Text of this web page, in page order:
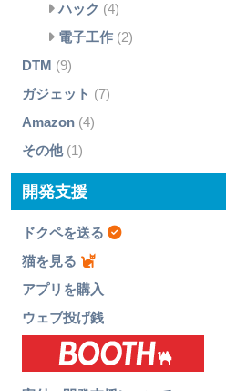
ハック (4)
電子工作(2)
DTM (9)
ガジェット (7)
Amazon(4)
その他(1)
開発支援
ドクペを送る
猫を見る
アプリを購入
ウェブ投げ銭